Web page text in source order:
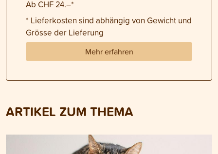
Ab CHF 24.–*
* Lieferkosten sind abhängig von Gewicht und
Grösse der Lieferung
Mehr erfahren
ARTIKEL ZUM THEMA